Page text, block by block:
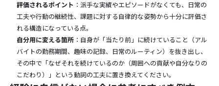
評価されるポイント ：派手な実績やエピソードがなくても、日常の
工夫や行動の継続性、課題に対する自律的な姿勢から十分に評価さ
れる構造になっている点。
自分用に変える箇所 ：自身が「当たり前」に続けていること（アル
バイトの勤務期間、趣味の記録、日常のルーティン）を抜き出し、
その中で「なぜそれを続けているのか（周囲への貢献や自分なりの
こだわり）」という動詞の工夫に置き換えてください。